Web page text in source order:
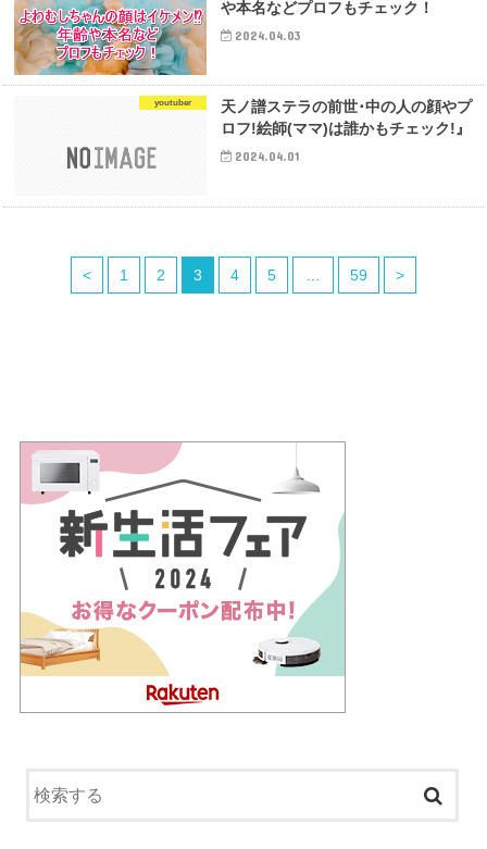
や本名などプロフもチェック！
2024.04.03
youtuber
天ノ譜ステラの前世･中の人の顔やプ
ロフ!絵師(ママ)は誰かもチェック!』
2024.04.01
< 1 2 3 4 5 59 >